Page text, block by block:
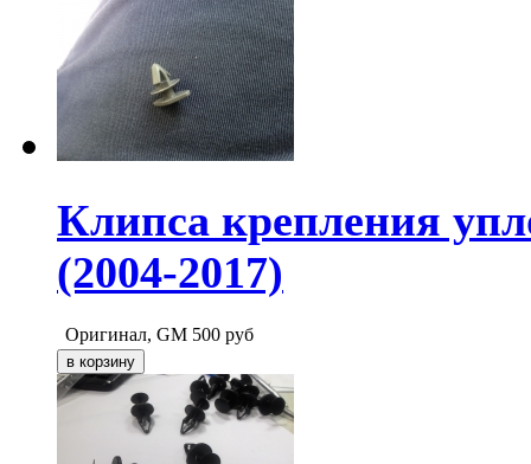
Клипса крепления
(2004-2017)
Оригинал, GM 500 руб